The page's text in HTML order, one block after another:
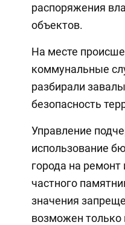
распоряжения
объектов.
На месте
коммунальные
разбирали
безопасность
Управление
использование
города на
частного
значения
возможен только